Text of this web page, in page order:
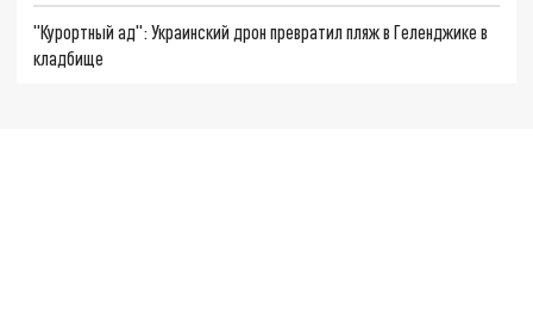
"Курортный ад": Украинский дрон превратил пляж в Геленджике в
кладбище